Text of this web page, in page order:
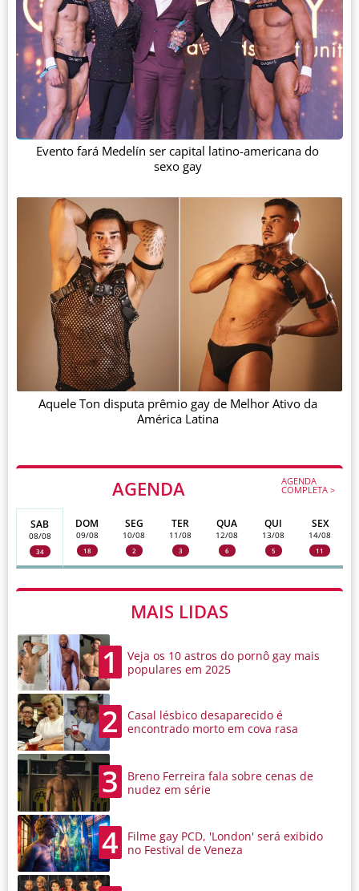
AGENDA AGENDA
COMPLETA >
SAB
08/08
34
DOM
09/08
18
SEG
10/08
2
TER
11/08
3
QUA
12/08
6
QUI
13/08
5
SEX
14/08
11
MAIS LIDAS
1
Veja os 10 astros do pornô gay mais
populares em 2025
2
Casal lésbico desaparecido é
encontrado morto em cova rasa
3
Breno Ferreira fala sobre cenas de
nudez em série
4
Filme gay PCD, 'London' será exibido
no Festival de Veneza
Evento fará Medelín ser capital latino-americana do
sexo gay
Aquele Ton disputa prêmio gay de Melhor Ativo da
América Latina